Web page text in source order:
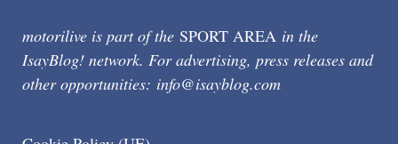
motorilive is part of the SPORT AREA in the
IsayBlog! network. For advertising, press releases and
other opportunities: info@isayblog.com